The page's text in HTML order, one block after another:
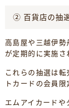
② 百貨店の抽
高島屋や三越伊
が定期的に実施さ
これらの抽選は
トカードの会員
エムアイカードや